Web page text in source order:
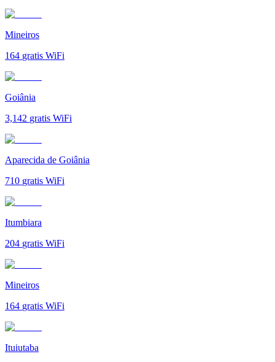
Mineiros
164 gratis WiFi
Goiânia
3,142 gratis WiFi
Aparecida de Goiânia
710 gratis WiFi
Itumbiara
204 gratis WiFi
Mineiros
164 gratis WiFi
Ituiutaba